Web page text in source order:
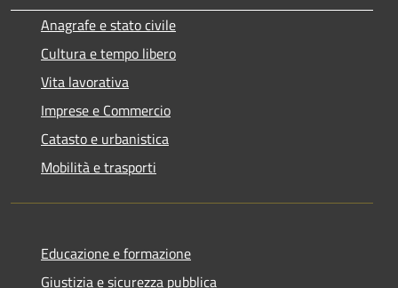
Anagrafe e stato civile
Cultura e tempo libero
Vita lavorativa
Imprese e Commercio
Catasto e urbanistica
Mobilità e trasporti
Educazione e formazione
Giustizia e sicurezza pubblica